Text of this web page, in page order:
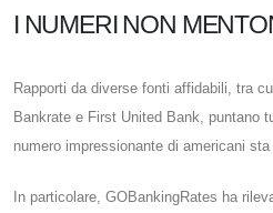
I NUMERI NON
Rapporti da diverse fonti affidabili, tra
Bankrate e First United Bank, puntano
numero impressionante di americani
In particolare, GOBankingRates ha